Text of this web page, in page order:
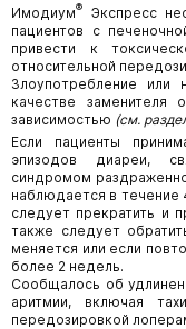
Имодиум®
Экспресс
пациентов с
привести к
относительной
Злоупотребление или
качестве заменителя
зависимостью (см.
Если пациенты
эпизодов диареи,
синдромом
наблюдается в течение
следует прекратить и
также следует
меняется или если
более 2 недель.
Сообщалось об
аритмии, включая
передозировкой